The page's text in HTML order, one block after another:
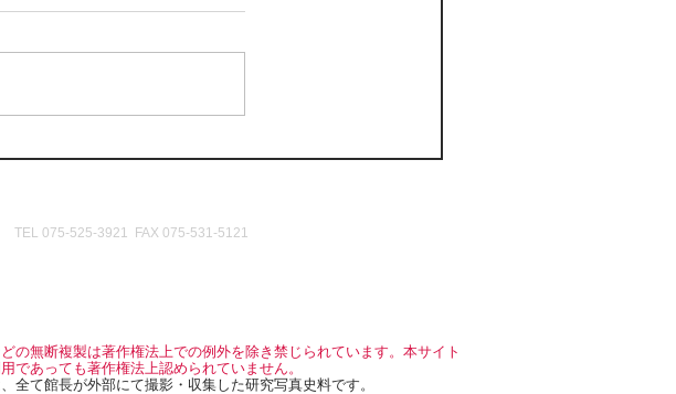
TEL 075-525-3921 FAX 075-531-5121
の無断複製は著作権法上での例外を除き禁じられています。本サイト
であっても著作権法上認められていません。
全て館長が外部にて撮影・収集した研究写真史料です。